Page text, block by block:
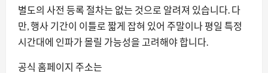
별도의 사전 등록 절차는 없는 것으로 알려져 있습니다. 다
만, 행사 기간이 이틀로 짧게 잡혀 있어 주말이나 평일 특정
시간대에 인파가 몰릴 가능성을 고려해야 합니다.
공식 홈페이지 주소는